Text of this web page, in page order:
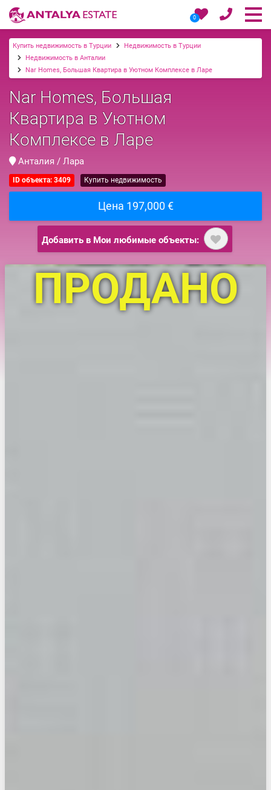
0
Купить недвижимость в Турции
Недвижимость в Турции
Недвижимость в Анталии
Nar Homes, Большая Квартира в Уютном Комплексе в Ларе
Nar Homes, Большая
Квартира в Уютном
Комплексе в Ларе
Анталия / Лара
ID объекта: 3409 Купить недвижимость
Цена 197,000 €
Добавить в Мои любимые объекты:
ПРОДАНО